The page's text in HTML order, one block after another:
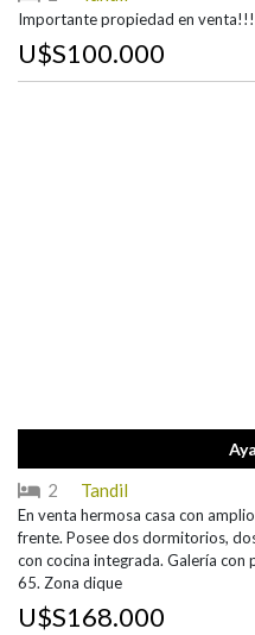
Importante propiedad en venta!!!
U$S100.000
2 Tandil
En venta hermosa casa con
frente. Posee dos dormitorios,
con cocina integrada. Galería
65. Zona dique
U$S168.000